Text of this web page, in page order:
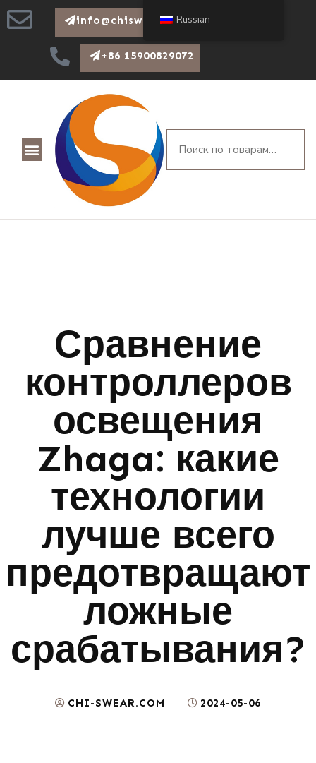
info@chiswear.com
+86 15900829072
Сравнение
контроллеров
освещения
Zhaga: какие
технологии
лучше всего
предотвращают
ложные
срабатывания?
CHI-SWEAR.COM 2024-05-06
Russian